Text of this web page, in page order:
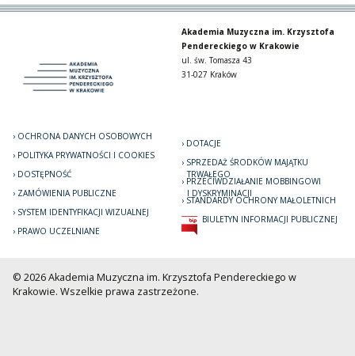
Akademia Muzyczna im. Krzysztofa
Pendereckiego w Krakowie
ul. św. Tomasza 43
31-027 Kraków
OCHRONA DANYCH OSOBOWYCH
POLITYKA PRYWATNOŚCI I COOKIES
DOSTĘPNOŚĆ
ZAMÓWIENIA PUBLICZNE
SYSTEM IDENTYFIKACJI WIZUALNEJ
PRAWO UCZELNIANE
DOTACJE
SPRZEDAŻ ŚRODKÓW MAJĄTKU
TRWAŁEGO
PRZECIWDZIAŁANIE MOBBINGOWI
I DYSKRYMINACJI
STANDARDY OCHRONY MAŁOLETNICH
BIULETYN INFORMACJI PUBLICZNEJ
© 2026 Akademia Muzyczna im. Krzysztofa Pendereckiego w
Krakowie. Wszelkie prawa zastrzeżone.